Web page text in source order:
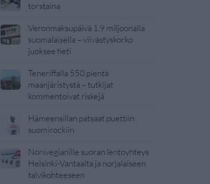
torstaina
Veronmaksupäivä 1,9 miljoonalla
suomalaisella – viivästyskorko
juoksee heti
Teneriffalla 550 pientä
maanjäristystä – tutkijat
kommentoivat riskejä
Hämeensillan patsaat puettiin
suomirockiin
Norwegianille suoran lentoyhteys
Helsinki-Vantaalta ja norjalaiseen
talvikohteeseen